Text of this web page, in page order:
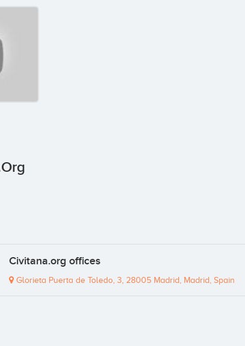
Civitana.org offices
Glorieta Puerta de Toledo, 3, 28005 Madrid, Madrid, Spain